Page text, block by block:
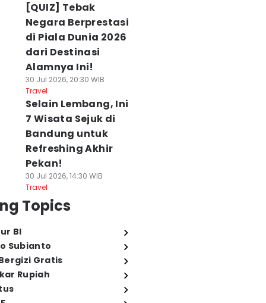
[QUIZ] Tebak
Negara Berprestasi
di Piala Dunia 2026
dari Destinasi
Alamnya Ini!
30 Jul 2026, 20:30 WIB
Travel
Selain Lembang, Ini
7 Wisata Sejuk di
Bandung untuk
Refreshing Akhir
Pekan!
30 Jul 2026, 14:30 WIB
Travel
Topics
BI
Subianto
Gratis
Rupiah